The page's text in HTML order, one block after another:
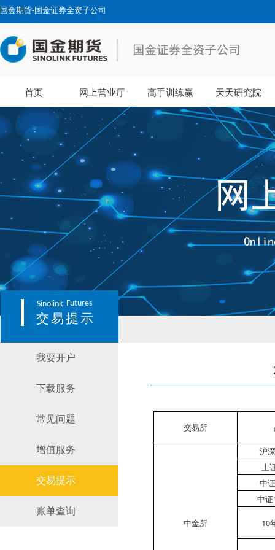
国金期货-国金证券全资子公司
首页 网上营业厅 高手训练赢 天天研究院
Sinolink Futures
交易提示
我要开户
下载服务
常见问题
增值服务
交易提示
账单查询
交易所
中金所
沪
上
中
中
10